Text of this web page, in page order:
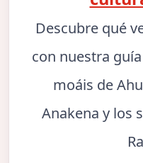
Descubre qué
con nuestra
moáis de
Anakena y los